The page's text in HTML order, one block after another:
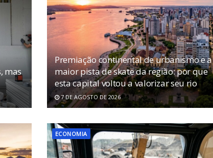
mas
Premiação continental de urbanismo e a
maior pista de skate da região: por que
esta capital voltou a valorizar seu rio
7 DE AGOSTO DE 2026
ECONOMIA